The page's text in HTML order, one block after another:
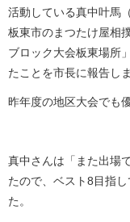
活動している真中叶馬
板東市のまつたけ屋相
ブロック大会板東場所
たことを市長に報告し
昨年度の地区大会でも
真中さんは「また出場
たので、ベスト8目指
た。